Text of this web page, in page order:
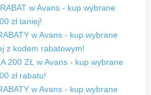
w Avans - kup wybrane
zł taniej!
w Avans - kup wybrane
z kodem rabatowym!
200 ZŁ w Avans - kup wybrane
zł rabatu!
w Avans - kup wybrane